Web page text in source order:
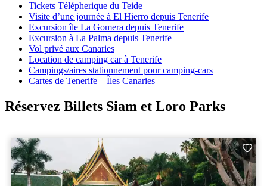
Tickets Télépherique du Teide
Visite d’une journée à El Hierro depuis Tenerife
Excursion île La Gomera depuis Tenerife
Excursion à La Palma depuis Tenerife
Vol privé aux Canaries
Location de camping car à Tenerife
Campings/aires stationnement pour camping-cars
Cartes de Tenerife – Îles Canaries
Réservez Billets Siam et Loro Parks